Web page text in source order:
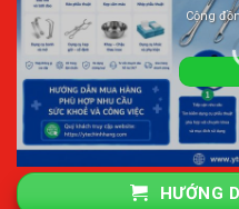
Cộng
HƯỚNG